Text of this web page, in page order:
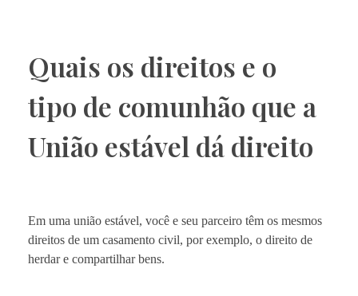
Quais os direitos e o
tipo de comunhão que a
União estável dá direito
Em uma união estável, você e seu parceiro têm os mesmos
direitos de um casamento civil, por exemplo, o direito de
herdar e compartilhar bens.